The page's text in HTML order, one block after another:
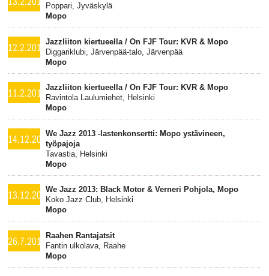
Poppari, Jyväskylä
Mopo
12.2.2014Jazzliiton kiertueella / On FJF Tour: KVR & Mopo
Diggariklubi, Järvenpää-talo, Järvenpää
Mopo
11.2.2014Jazzliiton kiertueella / On FJF Tour: KVR & Mopo
Ravintola Laulumiehet, Helsinki
Mopo
14.12.2013We Jazz 2013 -lastenkonsertti: Mopo ystävineen,
työpajoja
Tavastia, Helsinki
Mopo
13.12.2013We Jazz 2013: Black Motor & Verneri Pohjola, Mopo
Koko Jazz Club, Helsinki
Mopo
26.7.2013Raahen Rantajatsit
Fantin ulkolava, Raahe
Mopo